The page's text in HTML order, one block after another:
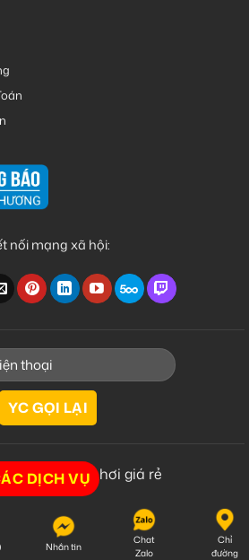
nối mạng xã hội:
nhiệt xe hơi giá rẻ
DỊCH VỤ
Nhắn tin
Chat
Zalo
Chỉ
đường